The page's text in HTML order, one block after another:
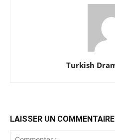
LAISSER UN COMMENTAIRE